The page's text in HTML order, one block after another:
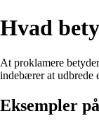
Hvad
At proklamere
indebærer at udbrede
Eksempler